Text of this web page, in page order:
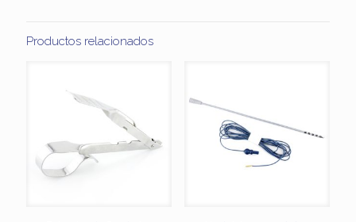
Productos relacionados